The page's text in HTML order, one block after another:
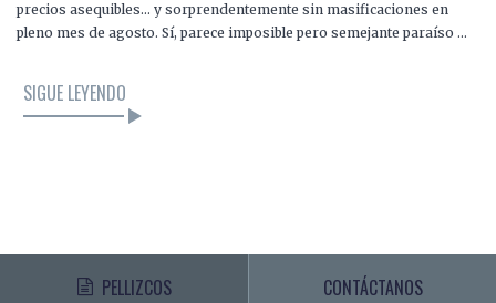
precios asequibles… y sorprendentemente sin masificaciones en
pleno mes de agosto. Sí, parece imposible pero semejante paraíso …
SIGUE LEYENDO
PELLIZCOS CONTÁCTANOS